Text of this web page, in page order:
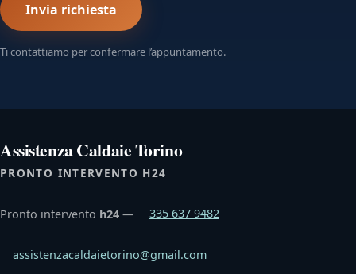
Invia richiesta
Ti contattiamo per confermare l’appuntamento.
Assistenza Caldaie Torino
PRONTO INTERVENTO H24
Pronto intervento h24 — 335 637 9482
assistenzacaldaietorino@gmail.com